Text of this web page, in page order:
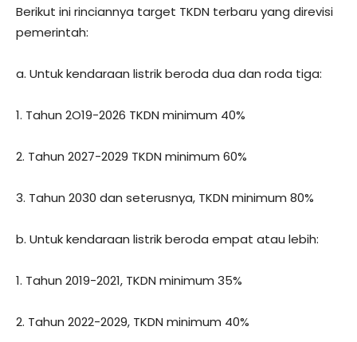
Berikut ini rinciannya target TKDN terbaru yang direvisi
pemerintah:
a. Untuk kendaraan listrik beroda dua dan roda tiga:
1. Tahun 2O19-2026 TKDN minimum 40%
2. Tahun 2027-2029 TKDN minimum 60%
3. Tahun 2030 dan seterusnya, TKDN minimum 80%
b. Untuk kendaraan listrik beroda empat atau lebih:
1. Tahun 2019-2021, TKDN minimum 35%
2. Tahun 2022-2029, TKDN minimum 40%